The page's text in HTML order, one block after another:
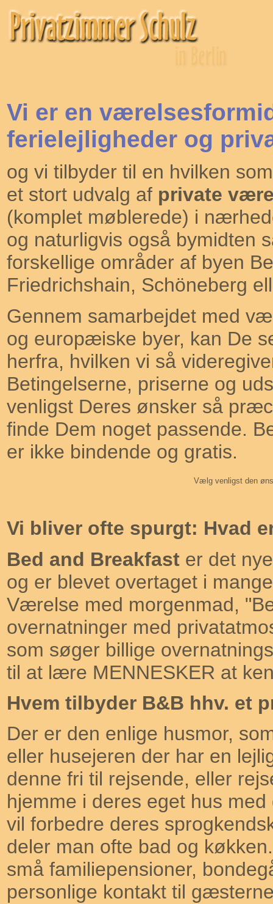
Vi er en
ferielejligheder og
og vi tilbyder til en hvilken
et stort udvalg af private
(komplet møblerede) i
og naturligvis også bymidten
forskellige områder af byen
Friedrichshain, Schöneberg
Gennem samarbejdet med
og europæiske byer, kan De
herfra, hvilken vi så
Betingelserne, priserne og
venligst Deres ønsker så
finde Dem noget passende.
er ikke bindende og gratis.
Vælg venligst den
Vi bliver ofte spurgt: Hvad
Bed and Breakfast er det
og er blevet overtaget i
Værelse med morgenmad,
overnatninger med
som søger billige
til at lære MENNESKER at
Hvem tilbyder B&B hhv. et
Der er den enlige husmor,
eller husejeren der har en
denne fri til rejsende, eller
hjemme i deres eget hus
vil forbedre deres
deler man ofte bad og
små familiepensioner,
personlige kontakt til